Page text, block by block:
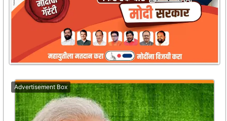
Advertisement Box